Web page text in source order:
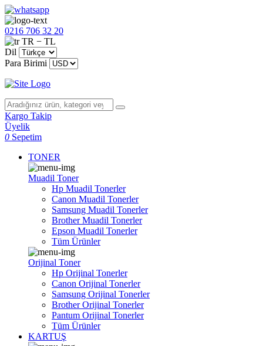
0216 706 32 20
TR − TL
Dil
Para Birimi
Kargo Takip
Üyelik
0 Sepetim
TONER
Muadil Toner
Hp Muadil Tonerler
Canon Muadil Tonerler
Samsung Muadil Tonerler
Brother Muadil Tonerler
Epson Muadil Tonerler
Tüm Ürünler
Orijinal Toner
Hp Orijinal Tonerler
Canon Orijinal Tonerler
Samsung Orijinal Tonerler
Brother Orijinal Tonerler
Pantum Orijinal Tonerler
Tüm Ürünler
KARTUŞ